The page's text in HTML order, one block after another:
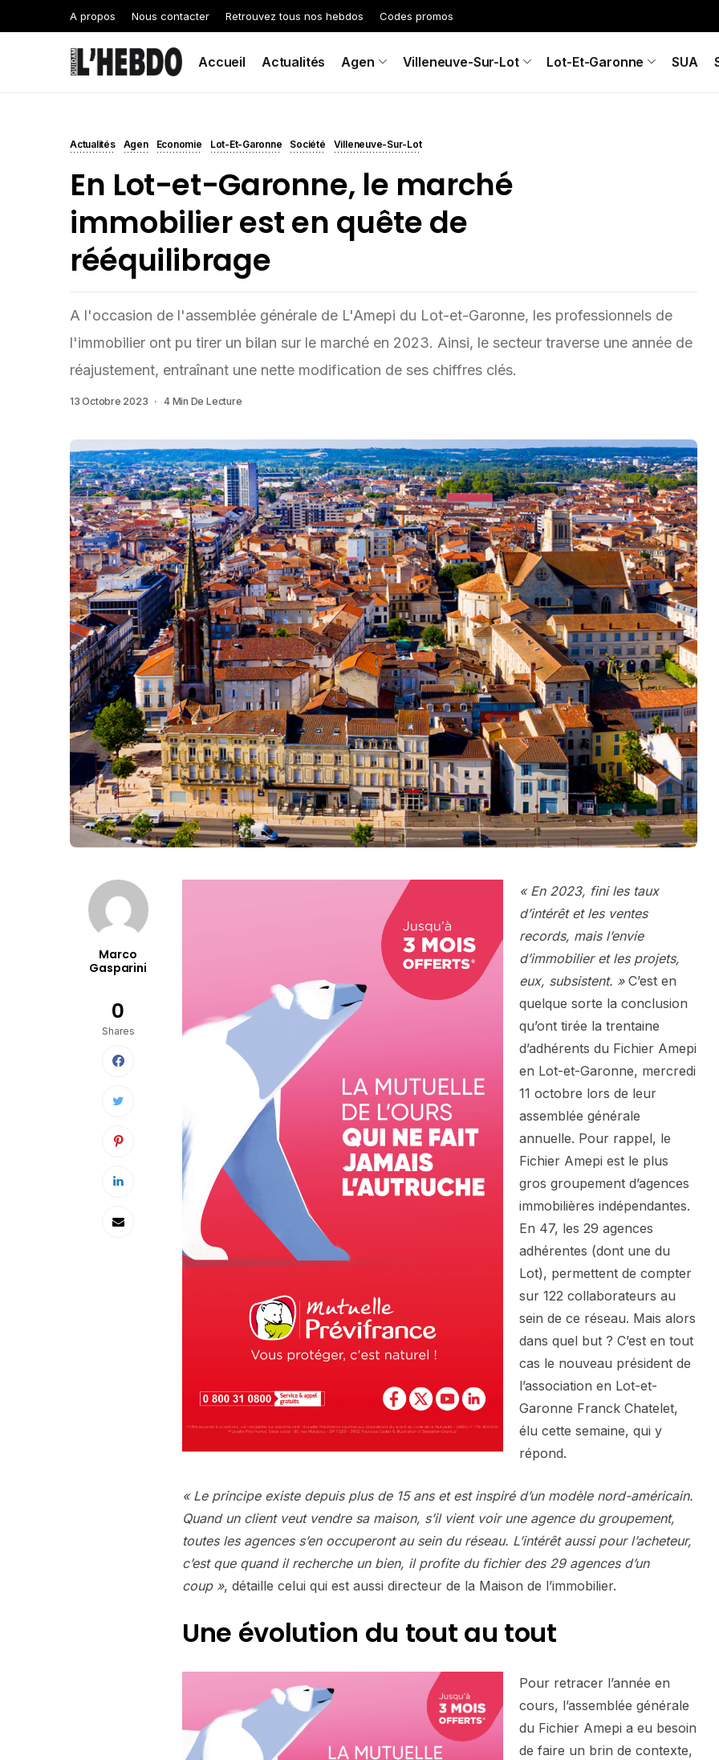
A propos Nous contacter Retrouvez tous nos hebdos Codes promos
Accueil Actualités Agen Villeneuve-Sur-Lot Lot-Et-Garonne SUA
Actualités Agen Economie Lot-Et-Garonne Société Villeneuve-Sur-Lot
En Lot-et-Garonne, le marché
immobilier est en quête de
rééquilibrage
A l'occasion de l'assemblée générale de L'Amepi du Lot-et-Garonne, les professionnels de
l'immobilier ont pu tirer un bilan sur le marché en 2023. Ainsi, le secteur traverse une année de
réajustement, entraînant une nette modification de ses chiffres clés.
13 Octobre 2023 4 Min De Lecture
Marco
Gasparini
0
Shares
« En 2023, fini les taux
d’intérêt et les ventes
records, mais l’envie
d’immobilier et les projets,
eux, subsistent. »C’est en
quelque sorte la conclusion
qu’ont tirée la trentaine
d’adhérents du Fichier Amepi
en Lot-et-Garonne, mercredi
11 octobre lors de leur
assemblée générale
annuelle. Pour rappel, le
Fichier Amepi est le plus
gros groupement d’agences
immobilières indépendantes.
En 47, les 29 agences
adhérentes (dont une du
Lot), permettent de compter
sur 122 collaborateurs au
sein de ce réseau. Mais alors
dans quel but ? C’est en tout
cas le nouveau président de
l’association en Lot-et-
Garonne Franck Chatelet,
élu cette semaine, qui y
répond.
« Le principe existe depuis plus de 15 ans et est inspiré d’un modèle nord-américain.
Quand un client veut vendre sa maison, s’il vient voir une agence du groupement,
toutes les agences s’en occuperont au sein du réseau. L’intérêt aussi pour l’acheteur,
c’est que quand il recherche un bien, il profite du fichier des 29 agences d’un
coup », détaille celui qui est aussi directeur de la Maison de l’immobilier.
Une évolution du tout au tout
Pour retracer l’année en
cours, l’assemblée générale
du Fichier Amepi a eu besoin
de faire un brin de contexte,